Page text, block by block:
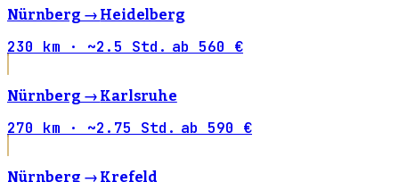
Nürnberg → Heidelberg
230 km · ~2.5 Std. ab 560 €
Nürnberg → Karlsruhe
270 km · ~2.75 Std. ab 590 €
Nürnberg → Krefeld